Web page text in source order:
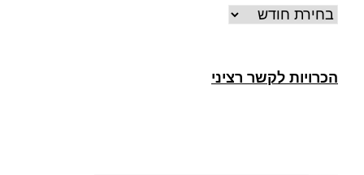
ארכיונים
הכרויות לקשר רציני